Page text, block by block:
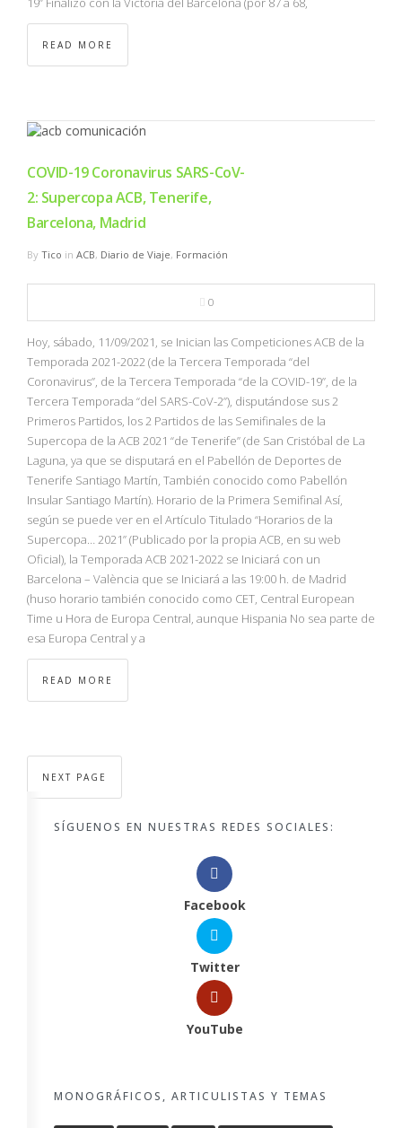
READ MORE
COVID-19 Coronavirus SARS-CoV-
2: Supercopa ACB, Tenerife,
Barcelona, Madrid
By Tico in ACB, Diario de Viaje, Formación
0
Hoy, sábado, 11/09/2021, se Inician las Competiciones ACB de la
Temporada 2021-2022 (de la Tercera Temporada “del
Coronavirus”, de la Tercera Temporada “de la COVID-19”, de la
Tercera Temporada “del SARS-CoV-2”), disputándose sus 2
Primeros Partidos, los 2 Partidos de las Semifinales de la
Supercopa de la ACB 2021 “de Tenerife” (de San Cristóbal de La
Laguna, ya que se disputará en el Pabellón de Deportes de
Tenerife Santiago Martín, También conocido como Pabellón
Insular Santiago Martín). Horario de la Primera Semifinal Así,
según se puede ver en el Artículo Titulado “Horarios de la
Supercopa… 2021” (Publicado por la propia ACB, en su web
Oficial), la Temporada ACB 2021-2022 se Iniciará con un
Barcelona – València que se Iniciará a las 19:00 h. de Madrid
(huso horario también conocido como CET, Central European
Time u Hora de Europa Central, aunque Hispania No sea parte de
esa Europa Central y a
READ MORE
NEXT PAGE
SÍGUENOS EN NUESTRAS REDES SOCIALES:
Facebook
Twitter
YouTube
MONOGRÁFICOS, ARTICULISTAS Y TEMAS